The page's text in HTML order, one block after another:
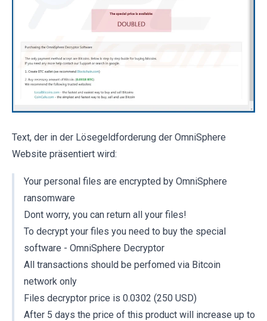
Text, der in der Lösegeldforderung der OmniSphere
Website präsentiert wird:
Your personal files are encrypted by OmniSphere
ransomware
Dont worry, you can return all your files!
To decrypt your files you need to buy the special
software - OmniSphere Decryptor
All transactions should be perfomed via Bitcoin
network only
Files decryptor price is 0.0302 (250 USD)
After 5 days the price of this product will increase up to